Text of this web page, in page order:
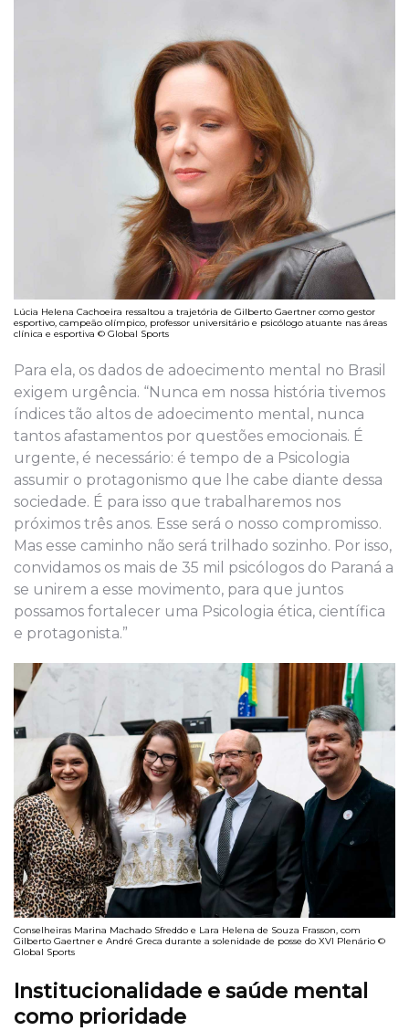
Lúcia Helena Cachoeira ressaltou a trajetória de Gilberto Gaertner como gestor
esportivo, campeão olímpico, professor universitário e psicólogo atuante nas áreas
clínica e esportiva © Global Sports
Para ela, os dados de adoecimento mental no Brasil
exigem urgência. “Nunca em nossa história tivemos
índices tão altos de adoecimento mental, nunca
tantos afastamentos por questões emocionais. É
urgente, é necessário: é tempo de a Psicologia
assumir o protagonismo que lhe cabe diante dessa
sociedade. É para isso que trabalharemos nos
próximos três anos. Esse será o nosso compromisso.
Mas esse caminho não será trilhado sozinho. Por isso,
convidamos os mais de 35 mil psicólogos do Paraná a
se unirem a esse movimento, para que juntos
possamos fortalecer uma Psicologia ética, científica
e protagonista.”
Conselheiras Marina Machado Sfreddo e Lara Helena de Souza Frasson, com
Gilberto Gaertner e André Greca durante a solenidade de posse do XVI Plenário ©
Global Sports
Institucionalidade e saúde mental
como prioridade